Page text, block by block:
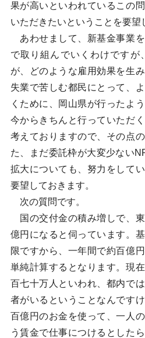
果が高いといわれているこの
いただきたいということを要望
あわせまして、新基金事業
で取り組んでいくわけですが
が、どのような雇用効果を生
失業で苦しむ都民にとって、
くために、岡山県が行ったよ
今からきちんと行っていただ
考えておりますので、その点
た、まだ委託枠が大変少ない
拡大についても、努力をして
要望しておきます。
次の質問です。
国の交付金の積み増しで、
億円になると伺っています。
限ですから、一年間で約百億
単純計算するとなります。現
百七十万人といわれ、都内で
者がいるということなんです
百億円のお金を使って、一人
う賃金で仕事につけるとした